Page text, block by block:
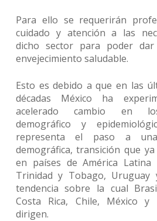
Para ello se requerirán
cuidado y atención a las
dicho sector para poder
envejecimiento saludable.
Esto es debido a que en las
décadas México ha
acelerado cambio en
demográfico y
representa el paso a
demográfica, transición que
en países de América Latina
Trinidad y Tobago, Uruguay
tendencia sobre la cual
Costa Rica, Chile, México y
dirigen.